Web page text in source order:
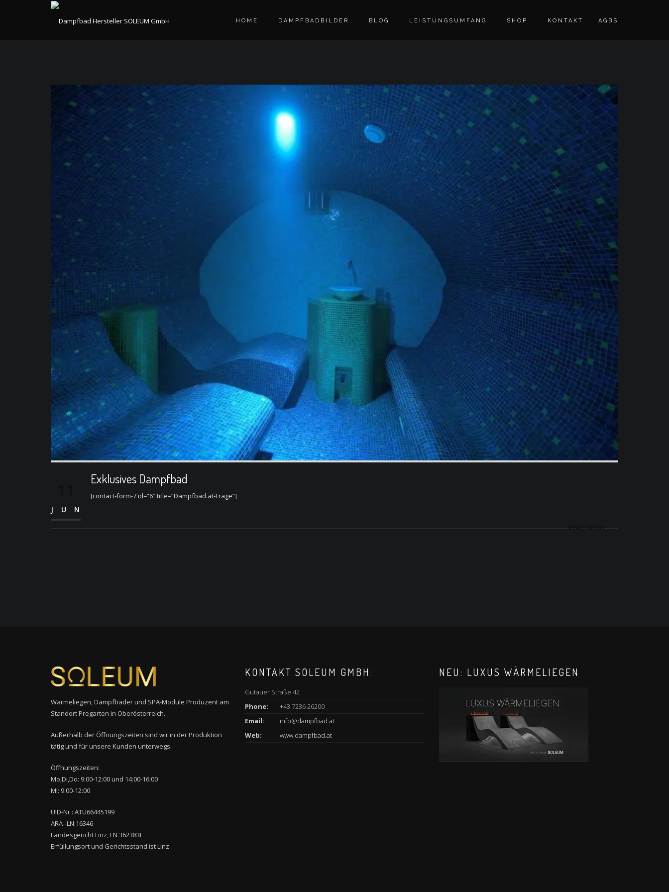
HOME DAMPFBADBILDER BLOG LEISTUNGSUMFANG SHOP KONTAKT AGBS
JUN
Exklusives Dampfbad
[contact-form-7 id=”6″ title=”Dampfbad.at-Frage”]
READ MORE
Wärmeliegen, Dampfbäder und SPA-Module Produzent am
Standort Pregarten in Oberösterreich.
Außerhalb der Öffnungszeiten sind wir in der Produktion
tätig und für unsere Kunden unterwegs.
Öffnungszeiten:
Mo,Di,Do: 9:00-12:00 und 14:00-16:00
MI: 9:00-12:00
UID-Nr.: ATU66445199
ARA--LN:16346
Landesgericht Linz, FN 362383t
Erfüllungsort und Gerichtsstand ist Linz
KONTAKT SOLEUM GMBH:
Gutauer Straße 42
Phone:
+43 7236 26200
Email:
info@dampfbad.at
Web:
www.dampfbad.at
NEU: LUXUS WÄRMELIEGEN